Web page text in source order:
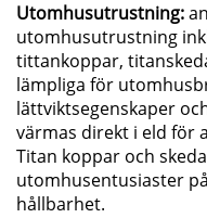
Utomhusutrustning:
utomhusutrustning
tittankoppar,
lämpliga för
lättviktsegenskaper
värmas direkt i eld för
Titan koppar och
utomhusentusiaster
hållbarhet.